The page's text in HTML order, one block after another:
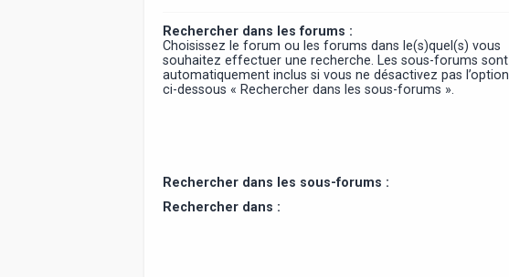
Rechercher dans les forums :
Choisissez le forum ou les forums dans le(s)quel(s) vous
souhaitez effectuer une recherche. Les sous-forums sont
automatiquement inclus si vous ne désactivez pas l’option
ci-dessous « Rechercher dans les sous-forums ».
Rechercher dans les sous-forums :
Rechercher dans :